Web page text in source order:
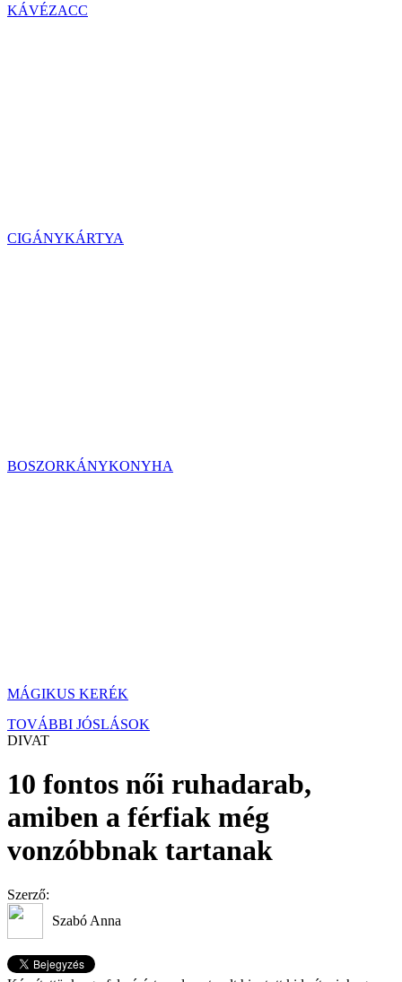
KÁVÉZACC
CIGÁNYKÁRTYA
BOSZORKÁNYKONYHA
MÁGIKUS KERÉK
TOVÁBBI JÓSLÁSOK
DIVAT
10 fontos női ruhadarab,
amiben a férfiak még
vonzóbbnak tartanak
Szerző:
Szabó Anna